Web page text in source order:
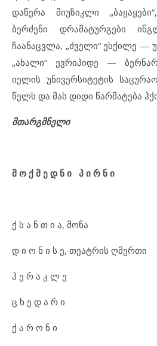
დაწერა მიუზიკლი
ბერძენი დრამატურგები
ჩაანაცვლა, „ძველი“ ესქილე —
„ახალი“ ევრიპიდე —
იელის უნივერსიტეტის
წელს და მას დიდი წარმატება
მთარგმნელი
მ ო ქ მ ე დ ნ ი პ ი რ ნ ი
ქ ს ა ნ თ ი ა, მონა
დ ი ო ნ ი ს ე, თეატრის ღმერთი
ჰ ე რ ა კ ლ ე
ც ხ ე დ ა რ ი
ქ ა რ ო ნ ი